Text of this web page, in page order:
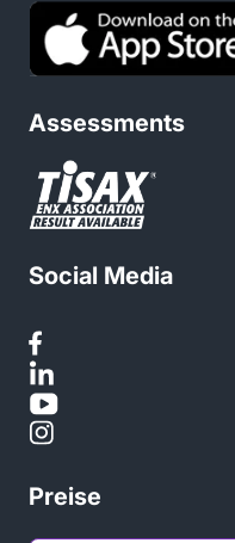
Assessments
Social Media
Preise